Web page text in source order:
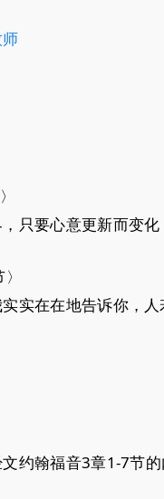
只要心意更新而变
实在在地告诉你，人
约翰福音3章1-7节的